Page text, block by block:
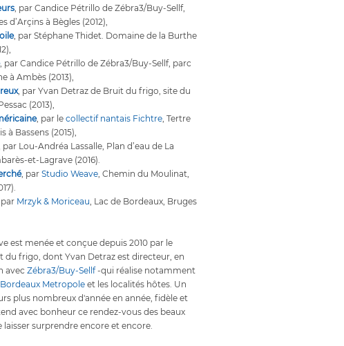
, par Candice Pétrillo de Zébra3/Buy-Sellf,
d’Arçins à Bègles (2012),
, par Stéphane Thidet. Domaine de la Burthe
, par Candice Pétrillo de Zébra3/Buy-Sellf, parc
à Ambès (2013),
, par Yvan Detraz de Bruit du frigo, site du
(2013),
, par le collectif nantais Fichtre, Tertre
à Bassens (2015),
par Lou-Andréa Lassalle, Plan d’eau de La
et-Lagrave (2016).
, par Studio Weave, Chemin du Moulinat,
par Mrzyk & Moriceau, Lac de Bordeaux, Bruges
est menée et conçue depuis 2010 par le
du frigo, dont Yvan Detraz est directeur, en
avec Zébra3/Buy-Sellf-qui réalise notamment
Bordeaux Metropole et les localités hôtes. Un
plus nombreux d'année en année, fidèle et
avec bonheur ce rendez-vous des beaux
laisser surprendre encore et encore.